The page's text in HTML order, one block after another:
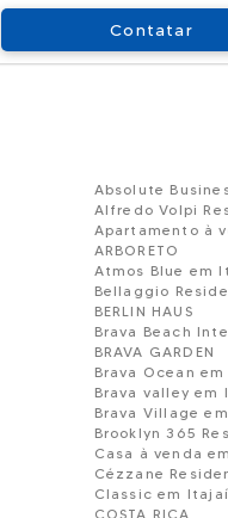
Contatar
Absolute
Alfredo Volpi
Apartamento à
ARBORETO
Atmos Blue em
Bellaggio
BERLIN HAUS
Brava Beach
BRAVA GARDEN
Brava Ocean
Brava valley em
Brava Village
Brooklyn 365
Casa à venda
Cézzane
Classic em Itajaí
COSTA RICA